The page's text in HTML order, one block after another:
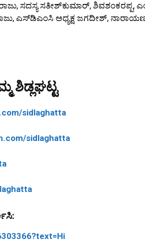
ಸದಸ್ಯ ಸತೀಶ್‌ಕುಮಾರ್, ಶಿವಶಂಕರಪ್ಪ,
ಎಸ್‌ಡಿಎಂಸಿ ಅಧ್ಯಕ್ಷ ಜಗದೀಶ್,
ಶಿಡ್ಲಘಟ್ಟ
sidlaghatta
sidlaghatta